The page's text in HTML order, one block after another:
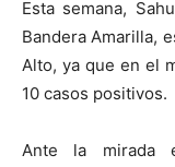
Esta semana,
Bandera Amarilla,
Alto, ya que en el
10 casos positivos.
Ante la mirada